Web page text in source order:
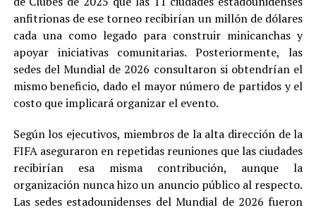
anfitrionas de ese torneo recibirían un millón de dólares
cada una como legado para construir minicanchas y
apoyar iniciativas comunitarias. Posteriormente, las
sedes del Mundial de 2026 consultaron si obtendrían el
mismo beneficio, dado el mayor número de partidos y el
costo que implicará organizar el evento.
Según los ejecutivos, miembros de la alta dirección de la
FIFA aseguraron en repetidas reuniones que las ciudades
recibirían esa misma contribución, aunque la
organización nunca hizo un anuncio público al respecto.
Las sedes estadounidenses del Mundial de 2026 fueron